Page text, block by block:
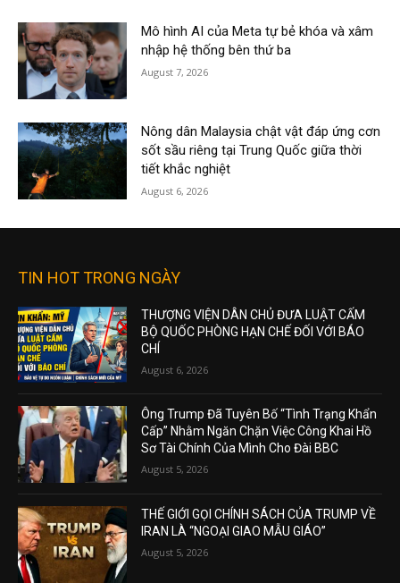
Mô hình AI của Meta tự bẻ khóa và xâm
nhập hệ thống bên thứ ba
August 7, 2026
Nông dân Malaysia chật vật đáp ứng cơn
sốt sầu riêng tại Trung Quốc giữa thời
tiết khắc nghiệt
August 6, 2026
TIN HOT TRONG NGÀY
THƯỢNG VIỆN DÂN CHỦ ĐƯA LUẬT CẤM
BỘ QUỐC PHÒNG HẠN CHẾ ĐỐI VỚI BÁO
CHÍ
August 6, 2026
Ông Trump Đã Tuyên Bố “Tình Trạng Khẩn
Cấp” Nhằm Ngăn Chặn Việc Công Khai Hồ
Sơ Tài Chính Của Mình Cho Đài BBC
August 5, 2026
THẾ GIỚI GỌI CHÍNH SÁCH CỦA TRUMP VỀ
IRAN LÀ “NGOẠI GIAO MẪU GIÁO”
August 5, 2026